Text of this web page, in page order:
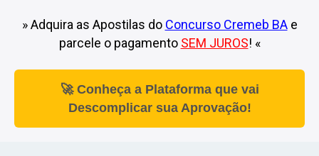
» Adquira as Apostilas do Concurso Cremeb BAe
parcele o pagamento SEM JUROS! «
🚀 Conheça a Plataforma que vai
Descomplicar sua Aprovação!